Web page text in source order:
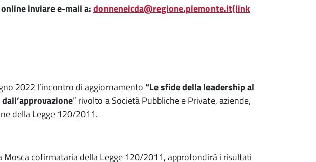
inviare e-mail a:donneneicda@regione.piemonte.it(link
2022 l’incontro di aggiornamento“Le sfide della leadership al
” rivolto a Società Pubbliche e Private, aziende,
della Legge 120/2011.
cofirmataria della Legge 120/2011, approfondirà i risultati